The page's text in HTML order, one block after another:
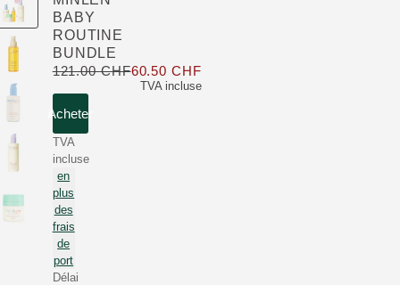
BABY
ROUTINE
BUNDLE
TVA incluse
121.00 CHF60.50 CHFSeulement 60.50 CHF au lieu
Acheter
TVA
incluse
en
plus
des
frais
de
port
Délai